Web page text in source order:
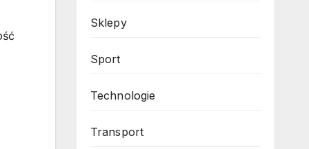
Sklepy
Sport
Technologie
Transport